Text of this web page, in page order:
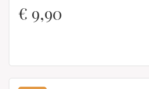
€ 9,90